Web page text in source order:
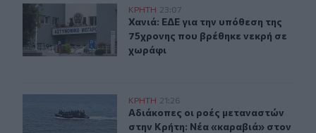
Χανιά: ΕΔΕ για την υπόθεση της 75χρονης που βρέθηκε
ΚΡΗΤΗ 23:07
Χανιά: ΕΔΕ για την υπόθεση της
Χανιά: ΕΔΕ για την υπόθεση της
75χρονης που βρέθηκε νεκρή σε
χωράφι
Αδιάκοπες οι ροές μεταναστών στην Κρήτη: Νέα
ΚΡΗΤΗ 21:26
Αδιάκοπες οι ροές μεταναστών
Αδιάκοπες οι ροές μεταναστών
στην Κρήτη: Νέα «καραβιά» στον